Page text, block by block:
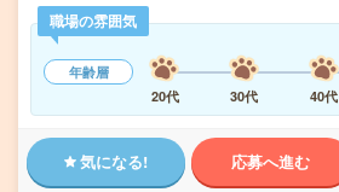
職場の雰囲気
年齢層
20代
30代 40代
気になる! 応募へ進む